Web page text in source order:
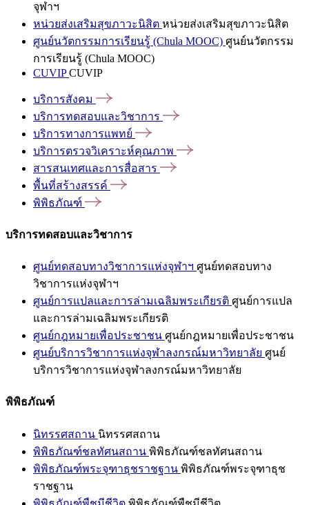
จุฬาฯ
หน่วยส่งเสริมสุขภาวะนิสิต หน่วยส่งเสริมสุขภาวะนิสิต
ศูนย์นวัตกรรมการเรียนรู้ (Chula MOOC) ศูนย์นวัตกรรม
การเรียนรู้ (Chula MOOC)
CUVIPCUVIP
บริการสังคม
บริการทดสอบและวิชาการ
บริการทางการแพทย์
บริการตรวจวิเคราะห์คุณภาพ
สารสนเทศและการสื่อสาร
พื้นที่สร้างสรรค์
พิพิธภัณฑ์
บริการทดสอบและวิชาการ
ศูนย์ทดสอบทางวิชาการแห่งจุฬาฯ ศูนย์ทดสอบทาง
วิชาการแห่งจุฬาฯ
ศูนย์การแปลและการล่ามเฉลิมพระเกียรติ ศูนย์การแปล
และการล่ามเฉลิมพระเกียรติ
ศูนย์กฎหมายเพื่อประชาชน ศูนย์กฎหมายเพื่อประชาชน
ศูนย์บริการวิชาการแห่งจุฬาลงกรณ์มหาวิทยาลัย ศูนย์
บริการวิชาการแห่งจุฬาลงกรณ์มหาวิทยาลัย
พิพิธภัณฑ์
นิทรรศสถาน นิทรรศสถาน
พิพิธภัณฑ์ชลทัศนสถาน พิพิธภัณฑ์ชลทัศนสถาน
พิพิธภัณฑ์พระจุฑาธุชราชฐาน พิพิธภัณฑ์พระจุฑาธุช
ราชฐาน